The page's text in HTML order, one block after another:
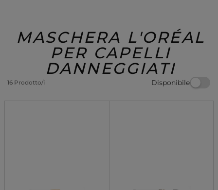
Regalo
MASCHERA L'ORÉAL
PER CAPELLI
DANNEGGIATI
16 Prodotto/i Disponibile